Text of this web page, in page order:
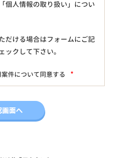
個人情報の取り扱い」につい
だける場合はフォームにご記
ックして下さい。
件について同意する *